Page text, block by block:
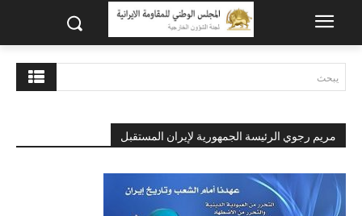
يبحث
مريم رجوي الرئيسة الجمهورية لإيران المستقبل